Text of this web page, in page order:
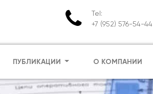
Tel:
+7 (952) 576-54-44
ПУБЛИКАЦИИ О КОМПАНИИ